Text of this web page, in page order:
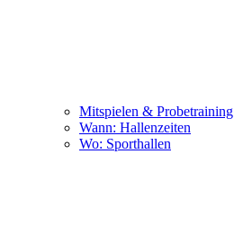
Mitspielen & Probetraining
Wann: Hallenzeiten
Wo: Sporthallen